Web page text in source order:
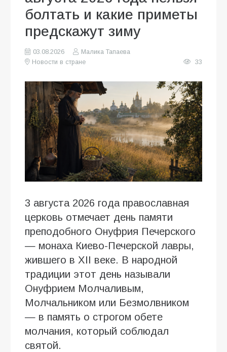
болтать и какие приметы
предскажут зиму
03.08.2026
Малика Тапаева
Новости в стране
33
3 августа 2026 года православная
церковь отмечает день памяти
преподобного Онуфрия Печерского
— монаха Киево-Печерской лавры,
жившего в XII веке. В народной
традиции этот день называли
Онуфрием Молчаливым,
Молчальником или Безмолвником
— в память о строгом обете
молчания, который соблюдал
святой.